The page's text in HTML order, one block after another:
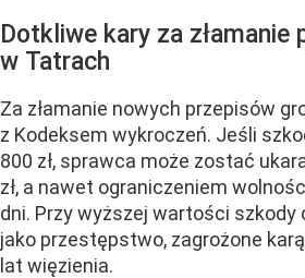
Dotkliwe kary za złamanie
w Tatrach
Za złamanie nowych przepisów
z Kodeksem wykroczeń. Jeśli
800 zł, sprawca może zostać
zł, a nawet ograniczeniem
dni. Przy wyższej wartości
jako przestępstwo, zagrożone
lat więzienia.